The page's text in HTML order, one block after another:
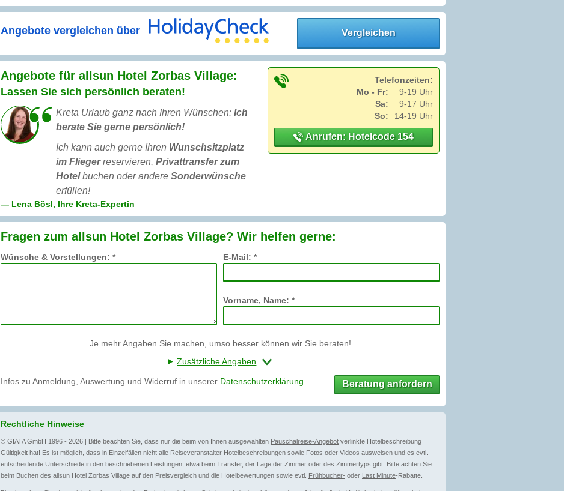
Angebote vergleichen über Vergleichen
Angebote für allsun Hotel Zorbas Village:
Lassen Sie sich persönlich beraten!
Kreta Urlaub ganz nach Ihren Wünschen: Ich
berate Sie gerne persönlich!
Ich kann auch gerne Ihren Wunschsitzplatz
im Fliegerreservieren, Privattransfer zum
Hotelbuchen oder andere Sonderwünsche
erfüllen!
— Lena Bösl, Ihre Kreta-Expertin
Telefonzeiten:
Mo - Fr:
9-19 Uhr
Sa:
9-17 Uhr
So:
14-19 Uhr
Anrufen: Hotelcode 154
Fragen zum allsun Hotel Zorbas Village? Wir helfen gerne:
Wünsche & Vorstellungen: * E-Mail: *
Vorname, Name: *
Je mehr Angaben Sie machen, umso besser können wir Sie beraten!
Zusätzliche Angaben
Infos zu Anmeldung, Auswertung und Widerruf in unserer Datenschutzerklärung Beratung anfordern
Rechtliche Hinweise
© GIATA GmbH 1996 - 2026 | Bitte beachten Sie, dass nur die beim von Ihnen ausgewählten Pauschalreise-Angebot verlinkte Hotelbeschreibung
Gültigkeit hat! Es ist möglich, dass in Einzelfällen nicht alle Reiseveranstalter Hotelbeschreibungen sowie Fotos oder Videos ausweisen und es evtl.
entscheidende Unterschiede in den beschriebenen Leistungen, etwa beim Transfer, der Lage der Zimmer oder des Zimmertyps gibt. Bitte achten Sie
beim Buchen des allsun Hotel Zorbas Village auf den Preisvergleich und die Hotelbewertungen sowie evtl. Frühbucher- oder Last Minute-Rabatte.